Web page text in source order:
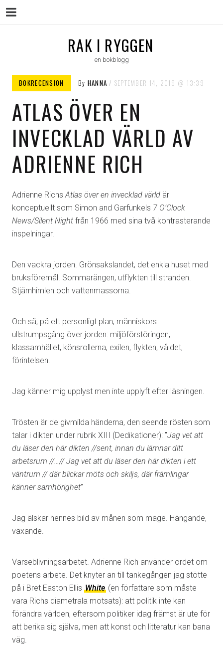
RAK I RYGGEN
en bokblogg
BOKRECENSION By HANNA SEPTEMBER 14, 2019 13:39
ATLAS ÖVER EN
INVECKLAD VÄRLD AV
ADRIENNE RICH
Adrienne RichsAtlas över en invecklad värld är
konceptuellt som Simon and Garfunkels 7 O’Clock
News/Silent Night från 1966 med sina två kontrasterande
inspelningar.
Den vackra jorden. Grönsakslandet, det enkla huset med
bruksföremål. Sommarängen, utflykten till stranden.
Stjärnhimlen och vattenmassorna.
Och så, på ett personligt plan, människors
ullstrumpsgång över jorden: miljöförstöringen,
klassamhället, könsrollerna, exilen, flykten, våldet,
förintelsen.
Jag känner mig upplyst men inte upplyft efter läsningen.
Trösten är de givmilda händerna, den seende rösten som
talar i dikten under rubrik XIII (Dedikationer): ”Jag vet att
du läser den här dikten //sent, innan du lämnar ditt
arbetsrum //…// Jag vet att du läser den här dikten i ett
väntrum // där blickar möts och skiljs, där främlingar
känner samhörighet”
Jag älskar hennes bild av månen som mage. Hängande,
växande.
Varseblivningsarbetet. Adrienne Rich använder ordet om
poetens arbete. Det knyter an till tankegången jag stötte
på i Bret Easton Ellis White (en författare som måste
vara Richs diametrala motsats): att politik inte kan
förändra världen, eftersom politiker idag främst är ute för
att berika sig själva, men att konst och litteratur kan bana
väg.
Menu